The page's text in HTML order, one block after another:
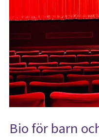
Bio för barn